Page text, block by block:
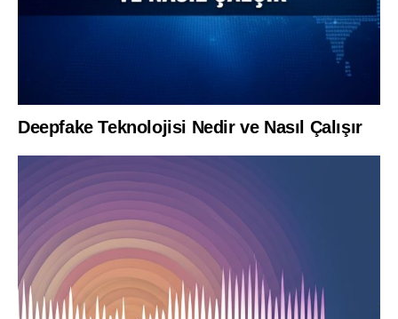
Deepfake Teknolojisi Nedir ve Nasıl Çalışır